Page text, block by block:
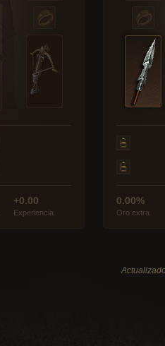
+0.00
Experiencia
0.00%
Oro extra